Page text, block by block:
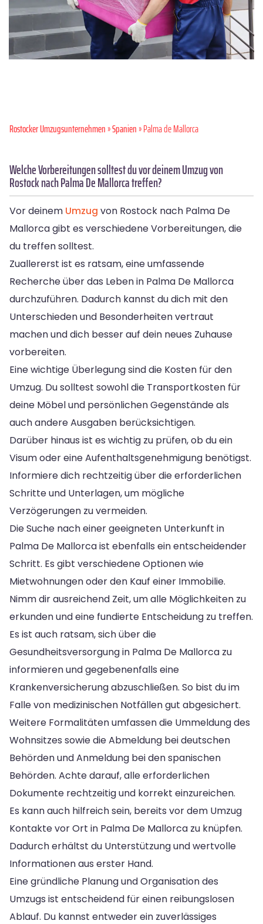
Rostocker Umzugsunternehmen»Spanien» Palma de Mallorca
Welche Vorbereitungen solltest du vor deinem Umzug von
Rostock nach Palma De Mallorca treffen?
Vor deinem Umzug von Rostock nach Palma De
Mallorca gibt es verschiedene Vorbereitungen, die
du treffen solltest.
Zuallererst ist es ratsam, eine umfassende
Recherche über das Leben in Palma De Mallorca
durchzuführen. Dadurch kannst du dich mit den
Unterschieden und Besonderheiten vertraut
machen und dich besser auf dein neues Zuhause
vorbereiten.
Eine wichtige Überlegung sind die Kosten für den
Umzug. Du solltest sowohl die Transportkosten für
deine Möbel und persönlichen Gegenstände als
auch andere Ausgaben berücksichtigen.
Darüber hinaus ist es wichtig zu prüfen, ob du ein
Visum oder eine Aufenthaltsgenehmigung benötigst.
Informiere dich rechtzeitig über die erforderlichen
Schritte und Unterlagen, um mögliche
Verzögerungen zu vermeiden.
Die Suche nach einer geeigneten Unterkunft in
Palma De Mallorca ist ebenfalls ein entscheidender
Schritt. Es gibt verschiedene Optionen wie
Mietwohnungen oder den Kauf einer Immobilie.
Nimm dir ausreichend Zeit, um alle Möglichkeiten zu
erkunden und eine fundierte Entscheidung zu treffen.
Es ist auch ratsam, sich über die
Gesundheitsversorgung in Palma De Mallorca zu
informieren und gegebenenfalls eine
Krankenversicherung abzuschließen. So bist du im
Falle von medizinischen Notfällen gut abgesichert.
Weitere Formalitäten umfassen die Ummeldung des
Wohnsitzes sowie die Abmeldung bei deutschen
Behörden und Anmeldung bei den spanischen
Behörden. Achte darauf, alle erforderlichen
Dokumente rechtzeitig und korrekt einzureichen.
Es kann auch hilfreich sein, bereits vor dem Umzug
Kontakte vor Ort in Palma De Mallorca zu knüpfen.
Dadurch erhältst du Unterstützung und wertvolle
Informationen aus erster Hand.
Eine gründliche Planung und Organisation des
Umzugs ist entscheidend für einen reibungslosen
Ablauf. Du kannst entweder ein zuverlässiges